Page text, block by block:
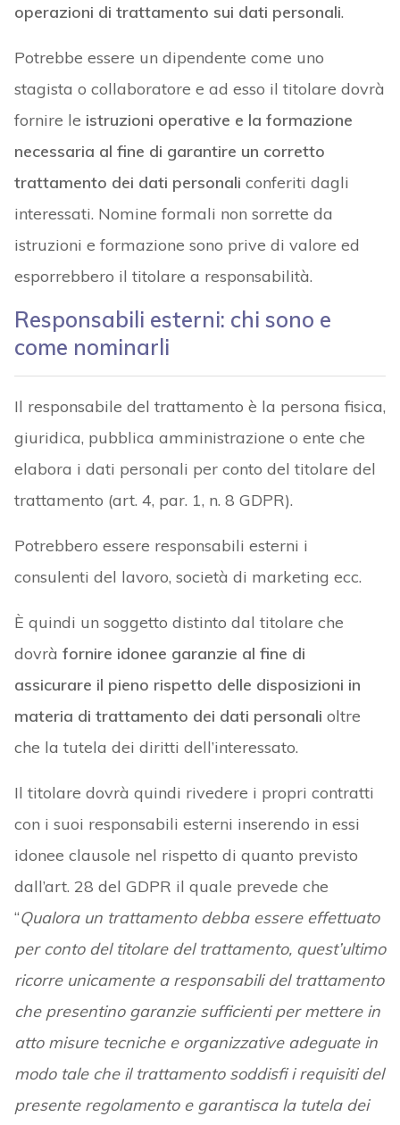
operazioni di trattamento sui dati personali.
Potrebbe essere un dipendente come uno
stagista o collaboratore e ad esso il titolare dovrà
fornire le istruzioni operative e la formazione
necessaria al fine di garantire un corretto
trattamento dei dati personali conferiti dagli
interessati. Nomine formali non sorrette da
istruzioni e formazione sono prive di valore ed
esporrebbero il titolare a responsabilità.
Responsabili esterni: chi sono e
come nominarli
Il responsabile del trattamento è la persona fisica,
giuridica, pubblica amministrazione o ente che
elabora i dati personali per conto del titolare del
trattamento (art. 4, par. 1, n. 8 GDPR).
Potrebbero essere responsabili esterni i
consulenti del lavoro, società di marketing ecc.
È quindi un soggetto distinto dal titolare che
dovrà fornire idonee garanzie al fine di
assicurare il pieno rispetto delle disposizioni in
materia di trattamento dei dati personali oltre
che la tutela dei diritti dell’interessato.
Il titolare dovrà quindi rivedere i propri contratti
con i suoi responsabili esterni inserendo in essi
idonee clausole nel rispetto di quanto previsto
dall’art. 28 del GDPR il quale prevede che
“Qualora un trattamento debba essere effettuato
per conto del titolare del trattamento, quest’ultimo
ricorre unicamente a responsabili del trattamento
che presentino garanzie sufficienti per mettere in
atto misure tecniche e organizzative adeguate in
modo tale che il trattamento soddisfi i requisiti del
presente regolamento e garantisca la tutela dei